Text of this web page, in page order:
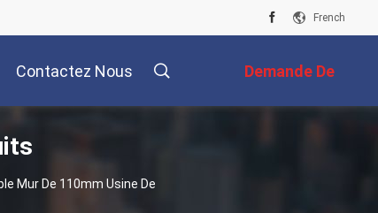
French
Contactez Nous Demande De
Soumission
Mur De 110mm Usine De